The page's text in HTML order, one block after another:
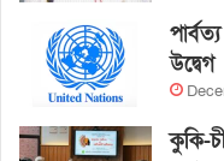
উদ্বেগ
কুকি-